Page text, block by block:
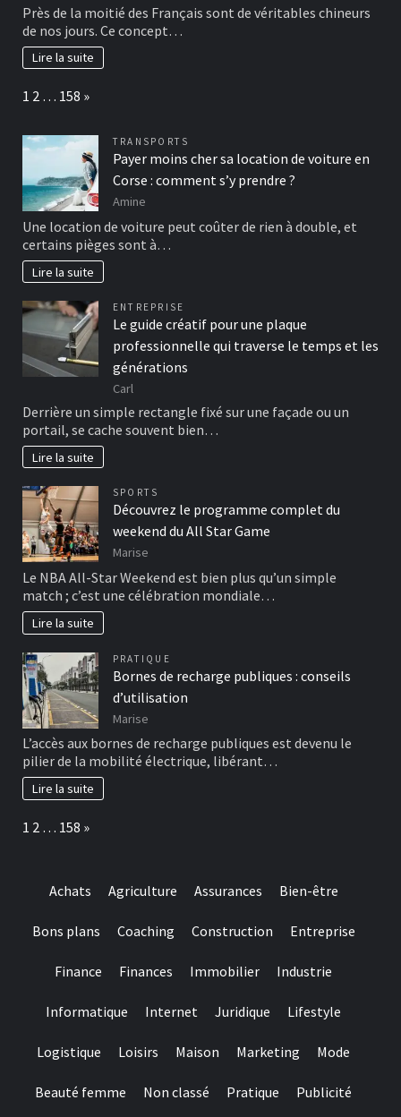
Près de la moitié des Français sont de véritables chineurs
de nos jours. Ce concept…
Lire la suite
Page:
1 2 … 158 Next
»
TRANSPORTS
Payer moins cher sa location de voiture en
Corse : comment s’y prendre ?
Amine
Une location de voiture peut coûter de rien à double, et
certains pièges sont à…
Lire la suite
ENTREPRISE
Le guide créatif pour une plaque
professionnelle qui traverse le temps et les
générations
Carl
Derrière un simple rectangle fixé sur une façade ou un
portail, se cache souvent bien…
Lire la suite
SPORTS
Découvrez le programme complet du
weekend du All Star Game
Marise
Le NBA All-Star Weekend est bien plus qu’un simple
match ; c’est une célébration mondiale…
Lire la suite
PRATIQUE
Bornes de recharge publiques : conseils
d’utilisation
Marise
L’accès aux bornes de recharge publiques est devenu le
pilier de la mobilité électrique, libérant…
Lire la suite
Page:
1 2 … 158 Next
»
Achats Agriculture Assurances Bien-être
Bons plans Coaching Construction Entreprise
Finance Finances Immobilier Industrie
Informatique Internet Juridique Lifestyle
Logistique Loisirs Maison Marketing Mode
Beauté femme Non classé Pratique Publicité